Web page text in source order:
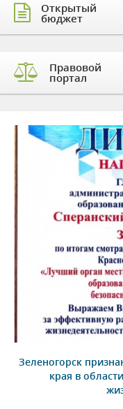
Открытый
бюджет
Правовой
портал
Зеленогорск
края в